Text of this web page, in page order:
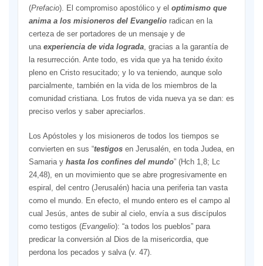
(Prefacio). El compromiso apostólico y el optimismo que
anima a los misioneros del Evangelioradican en la
certeza de ser portadores de un mensaje y de
una experiencia de vida lograda, gracias a la garantía de
la resurrección. Ante todo, es vida que ya ha tenido éxito
pleno en Cristo resucitado; y lo va teniendo, aunque solo
parcialmente, también en la vida de los miembros de la
comunidad cristiana. Los frutos de vida nueva ya se dan: es
preciso verlos y saber apreciarlos.
Los Apóstoles y los misioneros de todos los tiempos se
convierten en sus “testigosen Jerusalén, en toda Judea, en
Samaria y hasta los confines del mundo” (Hch 1,8; Lc
24,48), en un movimiento que se abre progresivamente en
espiral, del centro (Jerusalén) hacia una periferia tan vasta
como el mundo. En efecto, el mundo entero es el campo al
cual Jesús, antes de subir al cielo, envía a sus discípulos
como testigos (Evangelio): “a todos los pueblos” para
predicar la conversión al Dios de la misericordia, que
perdona los pecados y salva (v. 47).